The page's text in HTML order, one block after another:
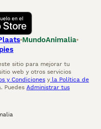
MundoAnimalia
sitio para mejorar tu
web y otros servicios
y Condiciones y la Política de
Puedes Administrar tus